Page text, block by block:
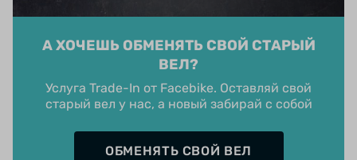
А ХОЧЕШЬ ОБМЕНЯТЬ СВОЙ СТАРЫЙ
ВЕЛ?
Услуга Trade-In от Facebike. Оставляй свой
старый вел у нас, а новый забирай с собой
ОБМЕНЯТЬ СВОЙ ВЕЛ